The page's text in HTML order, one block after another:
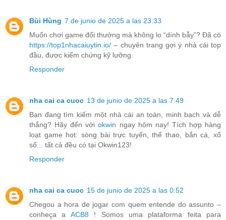
Bùi Hùng 7 de junio de 2025 a las 23:33
Muốn chơi game đổi thưởng mà không lo “dính bẫy”? Đã có
https://top1nhacaiuytin.io/ – chuyên trang gợi ý nhà cái top
đầu, được kiểm chứng kỹ lưỡng.
Responder
nha cai ca cuoc 13 de junio de 2025 a las 7:49
Bạn đang tìm kiếm một nhà cái an toàn, minh bạch và dễ
thắng? Hãy đến vớiokwin ngay hôm nay! Tích hợp hàng
loạt game hot: sòng bài trực tuyến, thể thao, bắn cá, xổ
số... tất cả đều có tại Okwin123!
Responder
nha cai ca cuoc 15 de junio de 2025 a las 0:52
Chegou a hora de jogar com quem entende do assunto –
conheça a ACB8 ! Somos uma plataforma feita para